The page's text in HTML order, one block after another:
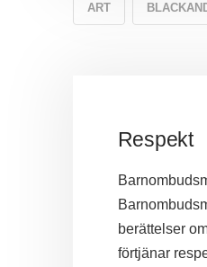
ART
Respekt
berättelser
förtjänar